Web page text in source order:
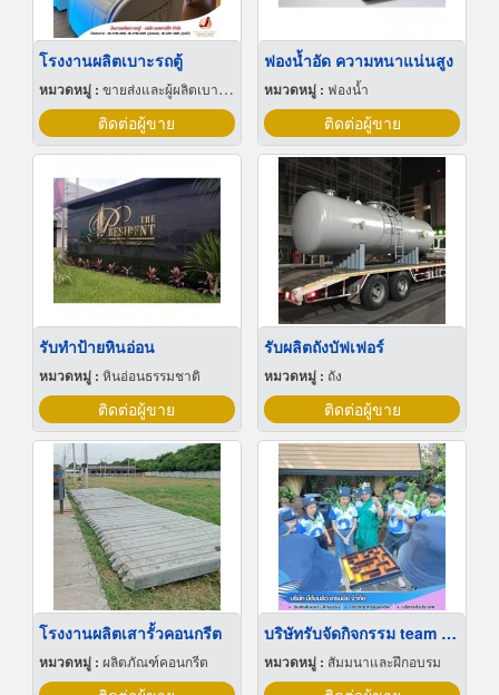
โรงงานผลิตเบาะรถตู้
หมวดหมู่ : ขายส่งและผู้ผลิตเบาะรถยนต์และรถจักรยานยนต์
ติดต่อผู้ขาย
ฟองน้ำอัด ความหนาแน่นสูง
หมวดหมู่ : ฟองน้ำ
ติดต่อผู้ขาย
รับทำป้ายหินอ่อน
หมวดหมู่ : หินอ่อนธรรมชาติ
ติดต่อผู้ขาย
รับผลิตถังบัฟเฟอร์
หมวดหมู่ : ถัง
ติดต่อผู้ขาย
โรงงานผลิตเสารั้วคอนกรีต
หมวดหมู่ : ผลิตภัณฑ์คอนกรีต
บริษัทรับจัดกิจกรรม team building
หมวดหมู่ : สัมมนาและฝึกอบรม